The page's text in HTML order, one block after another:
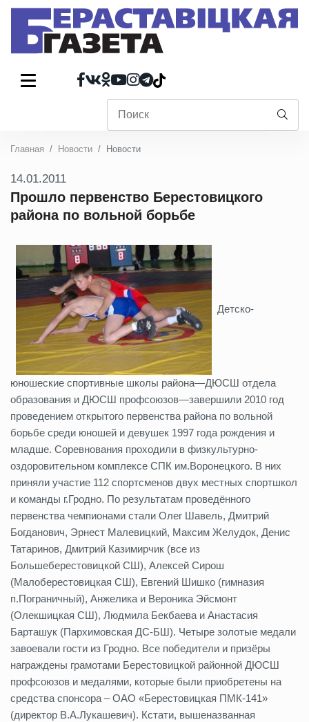
Главная Новости Новости
14.01.2011
Прошло первенство Берестовицкого
района по вольной борьбе
Детско-
юношеские спортивные школы района—ДЮСШ отдела
образования и ДЮСШ профсоюзов—завершили 2010 год
проведением открытого первенства района по вольной
борьбе среди юношей и девушек 1997 года рождения и
младше. Соревнования проходили в физкультурно-
оздоровительном комплексе СПК им.Воронецкого. В них
приняли участие 112 спортсменов двух местных спортшкол
и команды г.Гродно. По результатам проведённого
первенства чемпионами стали Олег Шавель, Дмитрий
Богданович, Эрнест Малевицкий, Максим Желудок, Денис
Татаринов, Дмитрий Казимирчик (все из
Большеберестовицкой СШ), Алексей Сирош
(Малоберестовицкая СШ), Евгений Шишко (гимназия
п.Пограничный), Анжелика и Вероника Эйсмонт
(Олекшицкая СШ), Людмила Бекбаева и Анастасия
Барташук (Пархимовская ДС-БШ). Четыре золотые медали
завоевали гости из Гродно. Все победители и призёры
награждены грамотами Берестовицкой районной ДЮСШ
профсоюзов и медалями, которые были приобретены на
средства спонсора – ОАО «Берестовицкая ПМК-141»
(директор В.А.Лукашевич). Кстати, вышеназванная